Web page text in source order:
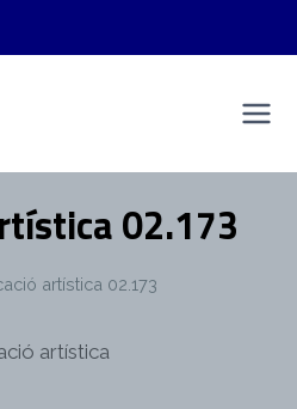
02.173
artística 02.173
artística